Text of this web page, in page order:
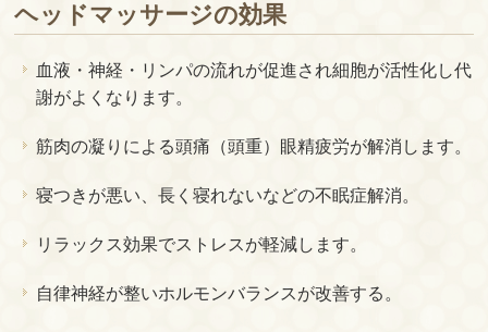
ヘッドマッサージの効果
血液・神経・リンパの流れが促進され細胞が活性化し代
謝がよくなります。
筋肉の凝りによる頭痛（頭重）眼精疲労が解消します。
寝つきが悪い、長く寝れないなどの不眠症解消。
リラックス効果でストレスが軽減します。
自律神経が整いホルモンバランスが改善する。